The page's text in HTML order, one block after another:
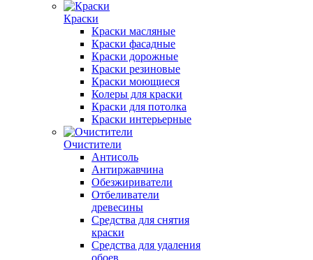
Краски
Краски масляные
Краски фасадные
Краски дорожные
Краски резиновые
Краски моющиеся
Колеры для краски
Краски для потолка
Краски интерьерные
Очистители
Антисоль
Антиржавчина
Обезжириватели
Отбеливатели
древесины
Средства для снятия
краски
Средства для удаления
обоев